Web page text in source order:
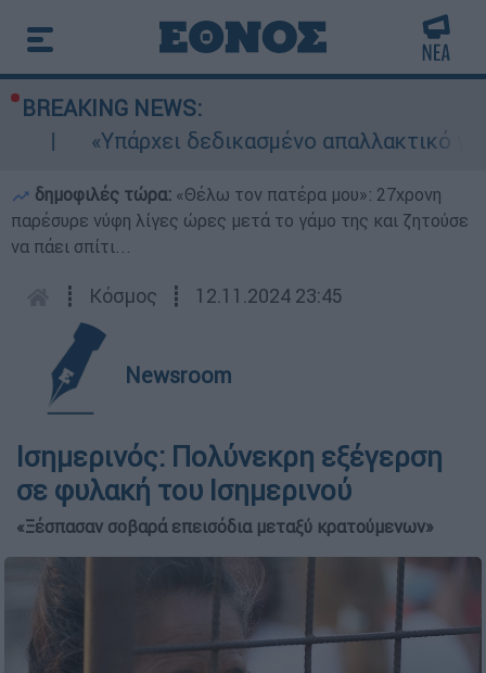
BREAKING NEWS:
«Υπάρχει δεδικασμένο απαλλακτικό
δημοφιλές τώρα: «Θέλω τον πατέρα μου»: 27χρονη
παρέσυρε νύφη λίγες ώρες μετά το γάμο της και ζητούσε
να πάει σπίτι...
┋ Κόσμος ┋ 12.11.2024 23:45
Newsroom
Ισημερινός: Πολύνεκρη εξέγερση
σε φυλακή του Ισημερινού
«Ξέσπασαν σοβαρά επεισόδια μεταξύ κρατούμενων»